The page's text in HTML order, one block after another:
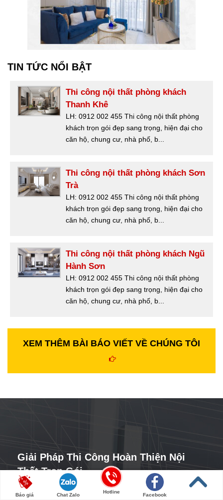
Báo giá Chat Zalo
Hotline
Facebook
TIN TỨC NỔI BẬT
Thi công nội thất phòng khách
Thanh Khê
LH: 0912 002 455 Thi công nội thất phòng
khách trọn gói đẹp sang trọng, hiện đại cho
căn hộ, chung cư, nhà phố, b...
Thi công nội thất phòng khách Sơn
Trà
LH: 0912 002 455 Thi công nội thất phòng
khách trọn gói đẹp sang trọng, hiện đại cho
căn hộ, chung cư, nhà phố, b...
Thi công nội thất phòng khách Ngũ
Hành Sơn
LH: 0912 002 455 Thi công nội thất phòng
khách trọn gói đẹp sang trọng, hiện đại cho
căn hộ, chung cư, nhà phố, b...
XEM THÊM BÀI BÁO VIẾT VỀ CHÚNG TÔI
Giải Pháp Thi Công Hoàn Thiện Nội
Thất Trọn Gói